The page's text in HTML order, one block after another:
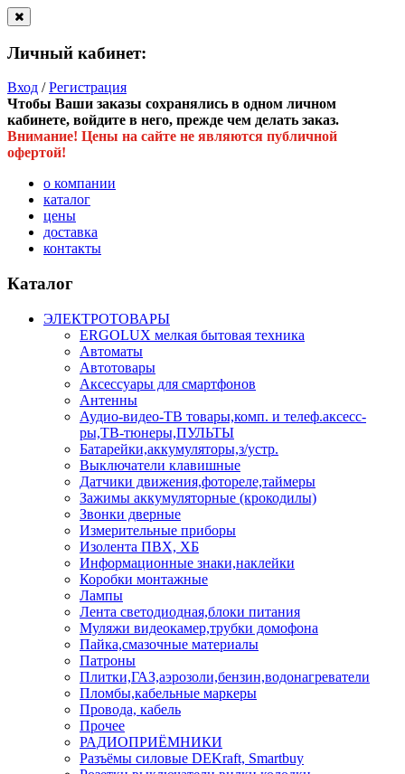
Личный кабинет:
Вход /Регистрация
Чтобы Ваши заказы сохранялись в одном личном
кабинете, войдите в него, прежде чем делать заказ.
Внимание! Цены на сайте не являются публичной
офертой!
о компании
каталог
цены
доставка
контакты
Каталог
ЭЛЕКТРОТОВАРЫ
ERGOLUX мелкая бытовая техника
Автоматы
Автотовары
Аксессуары для смартфонов
Антенны
Аудио-видео-ТВ товары,комп. и телеф.аксесс-
ры,ТВ-тюнеры,ПУЛЬТЫ
Батарейки,аккумуляторы,з/устр.
Выключатели клавишные
Датчики движения,фотореле,таймеры
Зажимы аккумуляторные (крокодилы)
Звонки дверные
Измерительные приборы
Изолента ПВХ, ХБ
Информационные знаки,наклейки
Коробки монтажные
Лампы
Лента светодиодная,блоки питания
Муляжи видеокамер,трубки домофона
Пайка,смазочные материалы
Патроны
Плитки,ГАЗ,аэрозоли,бензин,водонагреватели
Пломбы,кабельные маркеры
Провода, кабель
Прочее
РАДИОПРИЁМНИКИ
Разъёмы силовые DEKraft, Smartbuy